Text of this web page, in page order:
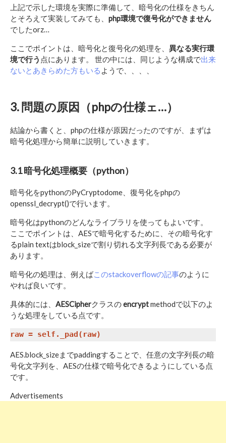
上記で示した環境を実際に準備して、暗号化の仕様をきちん
とそろえて実装してみても、 php環境で復号化ができません
でしたorz…
ここでポイントは、暗号化と復号化の処理を、 異なる実行環
境で行う 点にあります。 世の中には、同じような構成で出来
ないとあきらめた方もいる ようで、、、、
3. 問題の原因（phpの仕様ェ…）
結論から書くと、phpの仕様が原因だったのですが、まずは
暗号化処理から簡単に説明していきます。
3.1 暗号化処理概要（python）
暗号化をpythonのPyCryptodome、復号化をphpの
openssl_decrypt()で行います。
暗号化はpythonのどんなライブラリを使ってもよいです。
ここでポイントは、AESで暗号化するために、その暗号化す
るplain textはblock_sizeで割り切れる文字列長である必要が
あります。
暗号化の処理は、例えばこのstackoverflowの記事のように
やれば良いです。
具体的には、 AESCipherクラスのencryptmethodで以下のよ
うな処理をしている点です。
AES.block_sizeまでpaddingすることで、任意の文字列長の暗
号化文字列を、AESの仕様で暗号化できるようにしている点
です。
Advertisements